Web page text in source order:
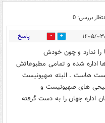
بررسی: 0
1 پاسخ
ندارد و چون خودش
اداره شده و تمامی مطبوعاتش
هاست . البته صهیونیست
های صهیونیست و
اداره جهان را به دست گرفته